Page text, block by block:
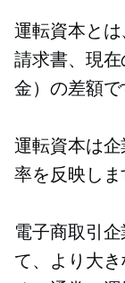
運転資本と
請求書、現
金）の差額で
運転資本は企
率を反映しま
電子商取引
て、より大